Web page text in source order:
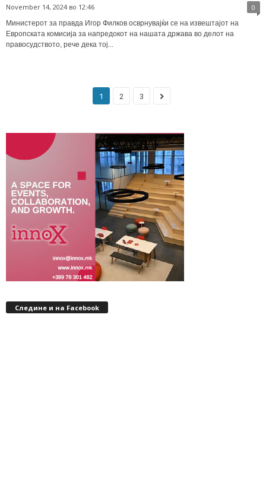
November 14, 2024 во 12:46 0
Министерот за правда Игор Филков осврнувајќи се на извештајот на
Европската комисија за напредокот на нашата држава во делот на
правосудството, рече дека тој...
1 2 3
Следине и на Facebook